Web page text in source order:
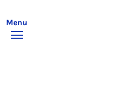
Menu